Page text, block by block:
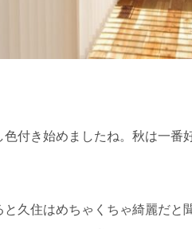
付き始めましたね。秋は一
久住はめちゃくちゃ綺麗だ